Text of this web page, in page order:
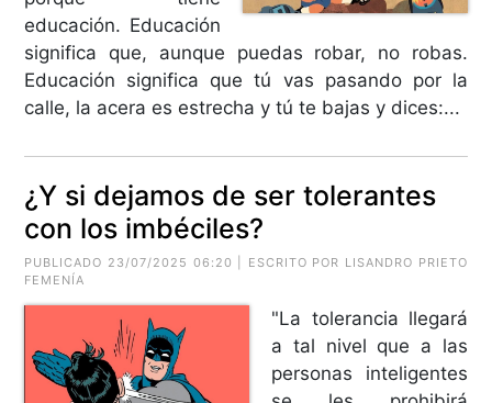
educación. Educación
significa que, aunque puedas robar, no robas.
Educación significa que tú vas pasando por la
calle, la acera es estrecha y tú te bajas y dices:...
¿Y si dejamos de ser tolerantes
con los imbéciles?
PUBLICADO 23/07/2025 06:20 | ESCRITO POR LISANDRO PRIETO
FEMENÍA
"La tolerancia llegará
a tal nivel que a las
personas inteligentes